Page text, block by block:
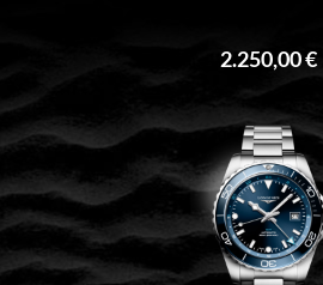
2.250,00 €